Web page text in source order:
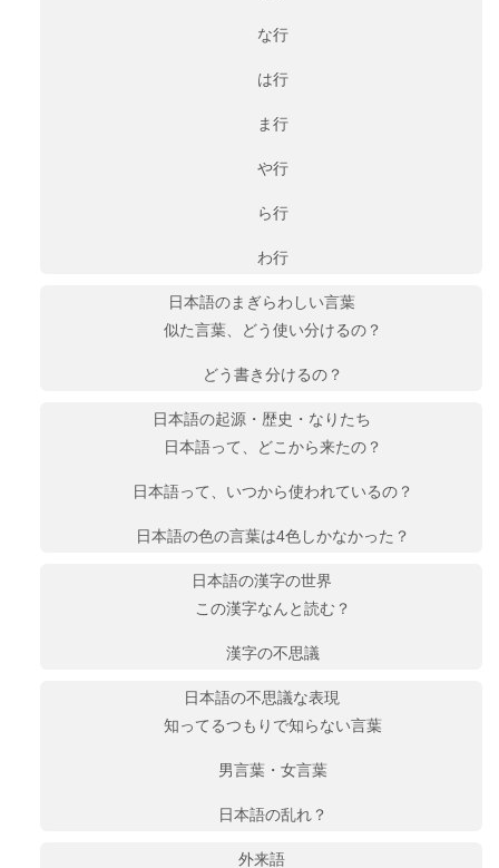
な行
は行
ま行
や行
ら行
わ行
日本語のまぎらわしい言葉
似た言葉、どう使い分けるの？
どう書き分けるの？
日本語の起源・歴史・なりたち
日本語って、どこから来たの？
日本語って、いつから使われているの？
日本語の色の言葉は4色しかなかった？
日本語の漢字の世界
この漢字なんと読む？
漢字の不思議
日本語の不思議な表現
知ってるつもりで知らない言葉
男言葉・女言葉
日本語の乱れ？
外来語